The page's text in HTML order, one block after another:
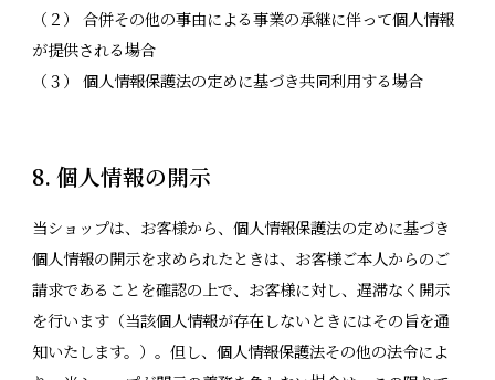
（２） 合併その他の事由による事業の承継に伴って個人情報
が提供される場合
（３） 個人情報保護法の定めに基づき共同利用する場合
8. 個人情報の開示
当ショップは、お客様から、個人情報保護法の定めに基づき
個人情報の開示を求められたときは、お客様ご本人からのご
請求であることを確認の上で、お客様に対し、遅滞なく開示
を行います（当該個人情報が存在しないときにはその旨を通
知いたします。）。但し、個人情報保護法その他の法令によ